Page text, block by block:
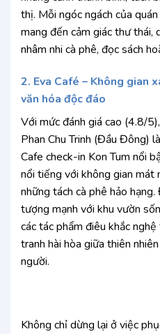
thị. Mỗi ngóc ngách của
mang đến cảm giác thư thái,
nhâm nhi cà phê, đọc sách
2. Eva Café – Không gian
văn hóa độc đáo
Với mức đánh giá cao (4.8/
Phan Chu Trinh (Đầu Đông)
Cafe check-in Kon Tum nổi
nổi tiếng với không gian mát
những tách cà phê hảo
tượng mạnh với khu vườn
các tác phẩm điêu khắc
tranh hài hòa giữa thiên
người.
Không chỉ dừng lại ở việc